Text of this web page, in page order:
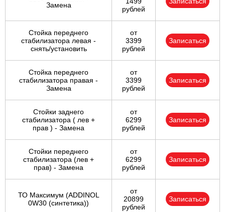
Замена
рублей
Стойка переднего
стабилизатора левая -
снять/установить
от
3399
рублей
Записаться
Стойка переднего
стабилизатора правая -
Замена
от
3399
рублей
Записаться
Стойки заднего
стабилизатора ( лев +
прав ) - Замена
от
6299
рублей
Записаться
Стойки переднего
стабилизатора (лев +
прав) - Замена
от
6299
рублей
Записаться
ТО Максимум (ADDINOL
0W30 (синтетика))
от
20899
рублей
Записаться